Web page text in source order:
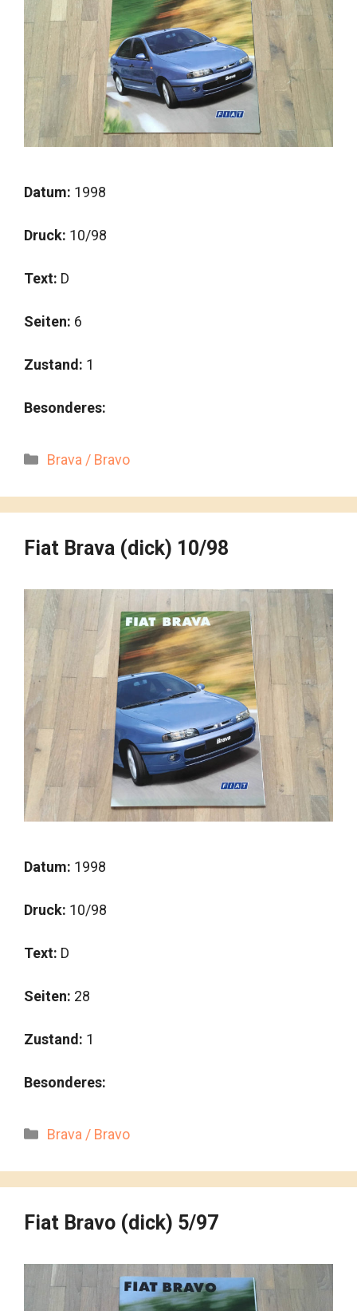
Datum: 1998
Druck: 10/98
Text: D
Seiten: 6
Zustand: 1
Besonderes:
Kategorien
Brava / Bravo
Fiat Brava (dick) 10/98
Datum: 1998
Druck: 10/98
Text: D
Seiten: 28
Zustand: 1
Besonderes:
Kategorien
Brava / Bravo
Fiat Bravo (dick) 5/97